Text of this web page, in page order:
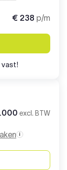
€ 238 p/m
vast!
excl. BTW